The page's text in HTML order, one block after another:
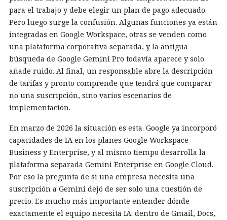
para el trabajo y debe elegir un plan de pago adecuado.
Pero luego surge la confusión. Algunas funciones ya están
integradas en Google Workspace, otras se venden como
una plataforma corporativa separada, y la antigua
búsqueda de Google Gemini Pro todavía aparece y solo
añade ruido. Al final, un responsable abre la descripción
de tarifas y pronto comprende que tendrá que comparar
no una suscripción, sino varios escenarios de
implementación.
En marzo de 2026 la situación es esta. Google ya incorporó
capacidades de IA en los planes Google Workspace
Business y Enterprise, y al mismo tiempo desarrolla la
plataforma separada Gemini Enterprise en Google Cloud.
Por eso la pregunta de si una empresa necesita una
suscripción a Gemini dejó de ser solo una cuestión de
precio. Es mucho más importante entender dónde
exactamente el equipo necesita IA: dentro de Gmail, Docs,